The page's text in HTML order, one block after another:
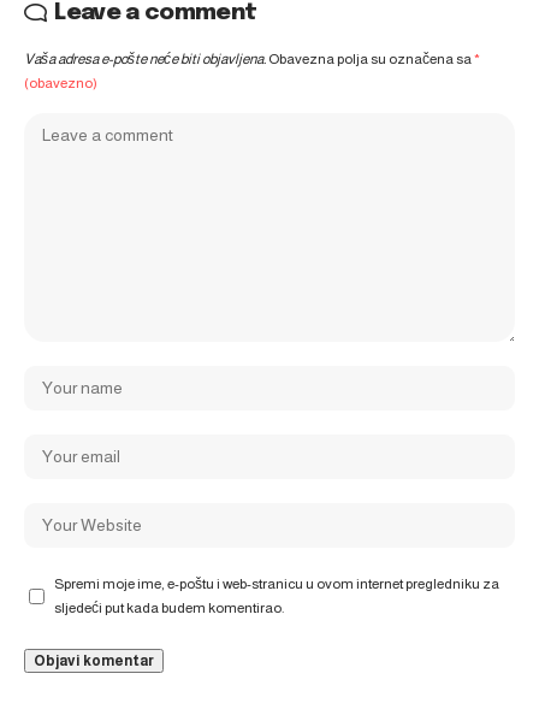
Leave a comment
Vaša adresa e-pošte neće biti objavljena. Obavezna polja su označena sa*
(obavezno)
Spremi moje ime, e-poštu i web-stranicu u ovom internet pregledniku za
sljedeći put kada budem komentirao.